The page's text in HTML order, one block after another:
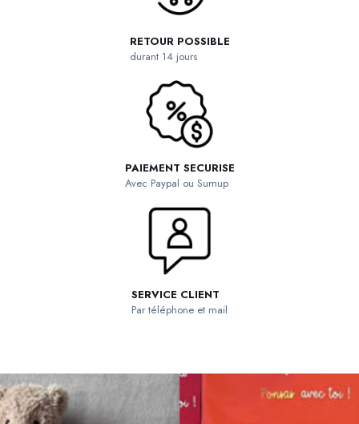
RETOUR POSSIBLE
durant 14 jours
PAIEMENT SECURISE
Avec Paypal ou Sumup
SERVICE CLIENT
Par téléphone et mail